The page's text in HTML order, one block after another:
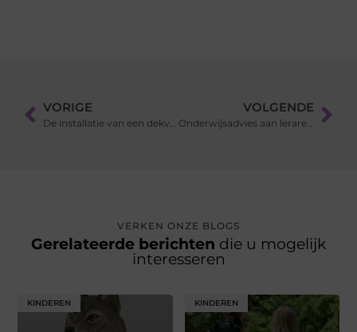
VORIGE
De installatie van een dekvloer laag
VOLGENDE
Onderwijsadvies aan leraren, schoolleiders, intern begeleiders en bestuursmedewerkers
VERKEN ONZE BLOGS
Gerelateerde berichten die u mogelijk
interesseren
KINDEREN KINDEREN